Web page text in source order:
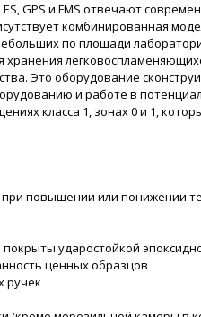
GPS и FMS отвечают
комбинированная
по площади
хранения
Это оборудование
и работе в
класса 1, зонах 0 и 1,
при повышении или понижении
ударостойкой
ценных образцов
ручек